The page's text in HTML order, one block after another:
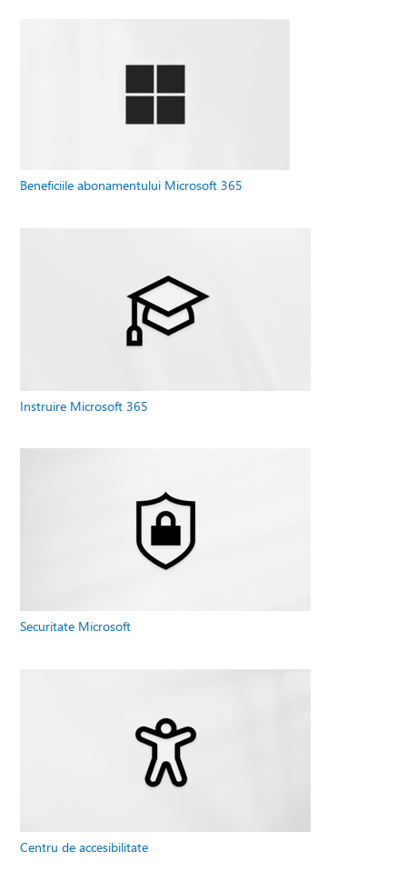
Beneficiile abonamentului Microsoft 365
Instruire Microsoft 365
Securitate Microsoft
Centru de accesibilitate